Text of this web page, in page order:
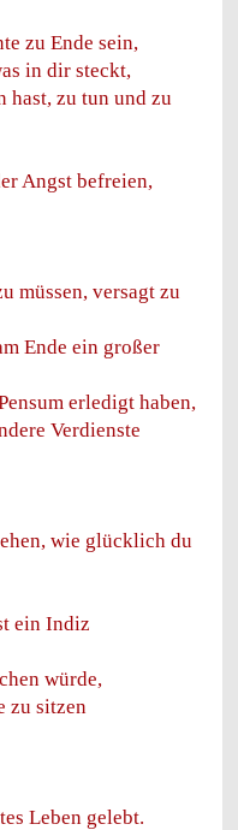
zu Ende sein,
in dir steckt,
hast, zu tun und zu
Angst befreien,
müssen, versagt zu
Ende ein großer
erledigt haben,
Verdienste
wie glücklich du
ein Indiz
würde,
zu sitzen
Leben gelebt.